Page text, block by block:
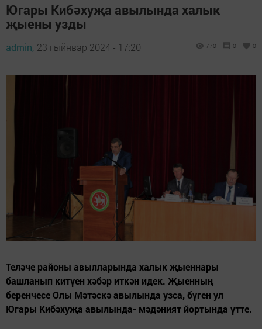
Югары Кибәхуҗа авылында халык
җыены узды
admin, 23 гыйнвар 2024 - 17:20 770 0 0
Теләче районы авылларында халык җыеннары
башланып китүен хәбәр иткән идек. Җыенның
беренчесе Олы Мәтәскә авылында узса, бүген ул
Югары Кибәхуҗа авылында- мәдәният йортында үтте.